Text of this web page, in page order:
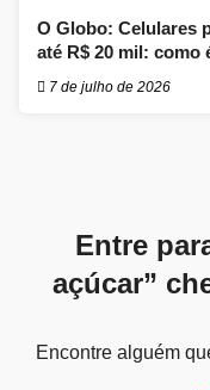
O Globo: Celulares
até R$ 20 mil: como
7 de julho de 2026
Entre
açúcar”
Encontre alguém